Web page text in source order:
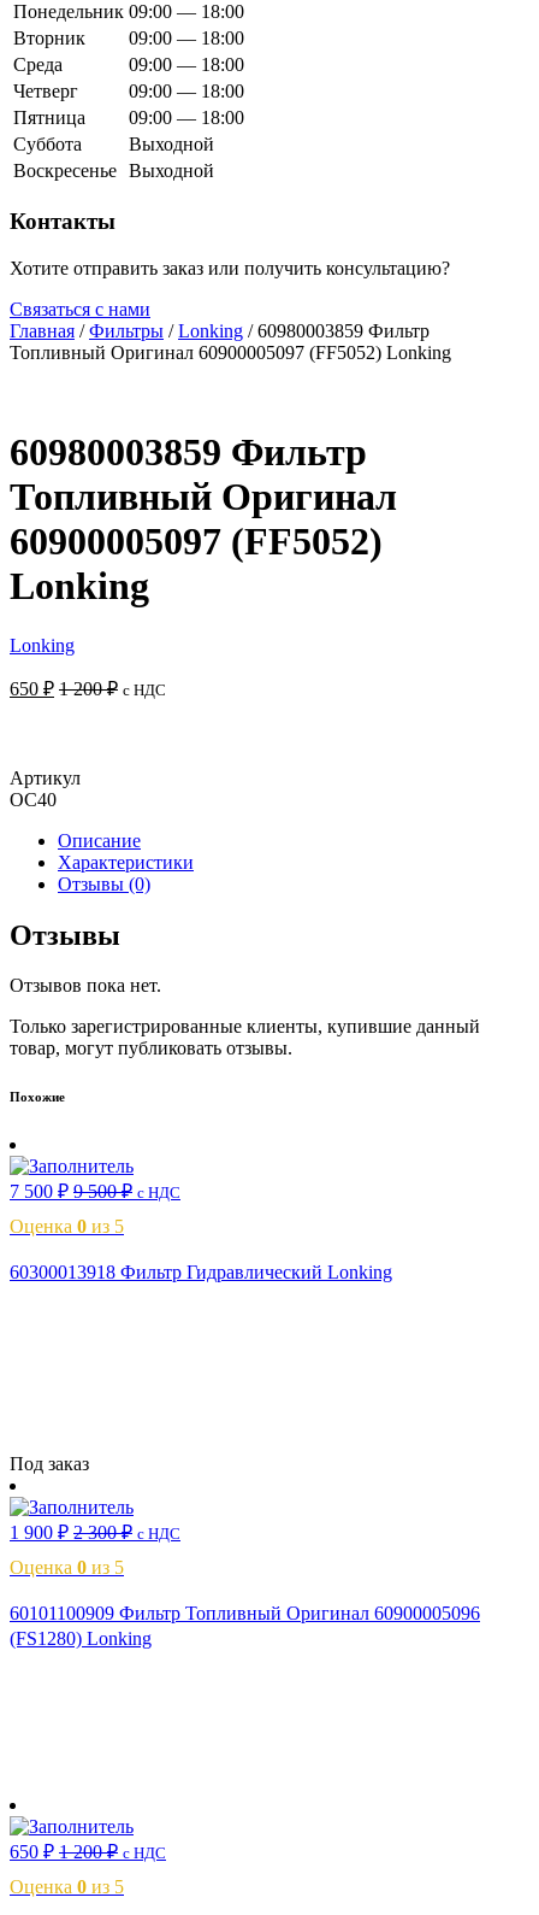
Понедельник 09:00 — 18:00
Вторник
09:00 — 18:00
Среда
09:00 — 18:00
Четверг
09:00 — 18:00
Пятница
09:00 — 18:00
Суббота
Выходной
Воскресенье Выходной
Контакты
Хотите отправить заказ или получить консультацию?
Связаться с нами
Главная /Фильтры /Lonking / 60980003859 Фильтр
Топливный Оригинал 60900005097 (FF5052) Lonking
60980003859 Фильтр
Топливный Оригинал
60900005097 (FF5052)
Lonking
Lonking
650 ₽ 1 200₽ с НДС
Артикул
OC40
Описание
Характеристики
Отзывы (0)
Отзывы
Отзывов пока нет.
Только зарегистрированные клиенты, купившие данный
товар, могут публиковать отзывы.
Похожие
7 500 ₽ 9 500₽ с НДС
Оценка 0 из 5
60300013918 Фильтр Гидравлический Lonking
Под заказ
1 900 ₽ 2 300₽ с НДС
Оценка 0 из 5
60101100909 Фильтр Топливный Оригинал 60900005096
(FS1280) Lonking
650 ₽ 1 200₽ с НДС
Оценка 0 из 5